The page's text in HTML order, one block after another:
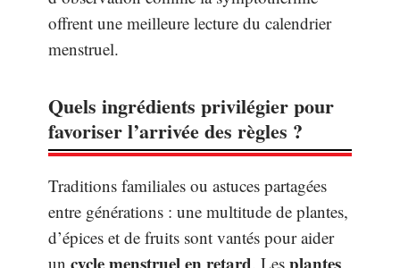
offrent une meilleure lecture du calendrier
menstruel.
Quels ingrédients privilégier pour
favoriser l’arrivée des règles ?
Traditions familiales ou astuces partagées
entre générations : une multitude de plantes,
d’épices et de fruits sont vantés pour aider
un cycle menstruel en retard. Les plantes